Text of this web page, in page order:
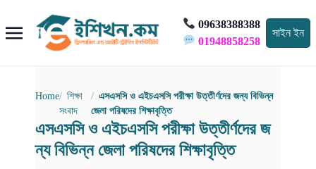
09638388388
01948858258
সাইন ইন
Home
শিক্ষা
সংবাদ
এসএসসি ও এইচএসসি পরীক্ষা উত্তীর্ণদের জন্য বিভিন্ন
জেলা পরিষদের শিক্ষাবৃত্তি
এসএসসি ও এইচএসসি পরীক্ষা উত্তীর্ণদের জ
ন্য বিভিন্ন জেলা পরিষদের শিক্ষাবৃত্তি